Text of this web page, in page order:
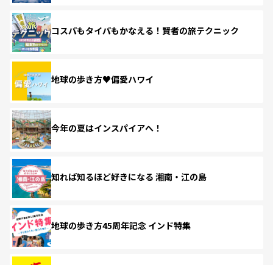
コスパもタイパもかなえる！賢者の旅テクニック
地球の歩き方♥偏愛ハワイ
今年の夏はインスパイアへ！
知れば知るほど好きになる 湘南・江の島
地球の歩き方45周年記念 インド特集